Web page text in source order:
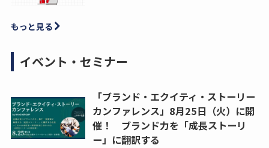
もっと見る
イベント・セミナー
「ブランド・エクイティ・ストーリー
カンファレンス」8月25日（火）に開
催！ ブランド力を「成長ストーリ
ー」に翻訳する